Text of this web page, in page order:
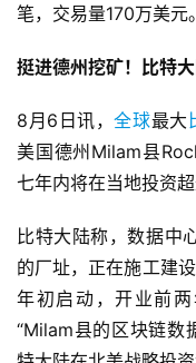
笔，交易量170万美元。
挺进德州挖矿！比特
8月6日讯，全球最大
美国德州Milam县
七年内将在当地投资超
比特大陆称，数据中
的厂址，正在施工建
年初启动，开业前
“Milam县的区块链数